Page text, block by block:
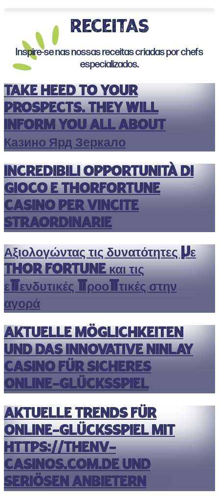
RECEITAS
Inspire-se nas nossas receitas criadas por chefs
especializados.
Take heed to Your
Prospects. They will
Inform you All About
Казино Ярд Зеркало
Incredibili opportunità di
gioco e thorfortune
casino per vincite
straordinarie
Αξιολογώντας τις δυνατότητες με
thor fortune και τις
επενδυτικές προοπτικές στην
αγορά
Aktuelle Möglichkeiten
und das innovative ninlay
casino für sicheres
Online-Glücksspiel
Aktuelle Trends für
Online-Glücksspiel mit
https://thenv-
casinos.com.de und
seriösen Anbietern